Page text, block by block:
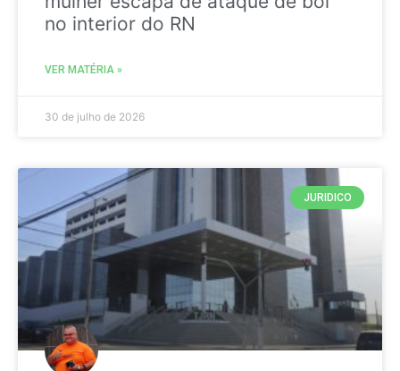
no interior do RN
VER MATÉRIA »
30 de julho de 2026
JURIDICO